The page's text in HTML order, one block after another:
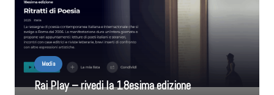
Media
Rai Play – rivedi la 18esima edizione